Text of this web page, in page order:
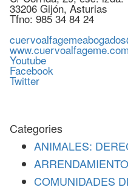
33206 Gijón, Asturias
Tfno: 985 34 84 24
Youtube
Facebook
Twitter
Categories
ANIMALES:
COMUNIDADES